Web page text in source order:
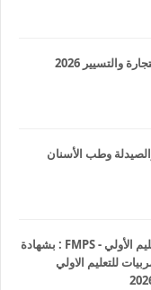
نتائج النهائية المدرسة الوطنية للتجارة والتسيير 2026
وطب الأسنان
المؤسسة المغربية للنهوض بالتعليم الأولي - FMPS : بشهادة
للتعليم الاولي